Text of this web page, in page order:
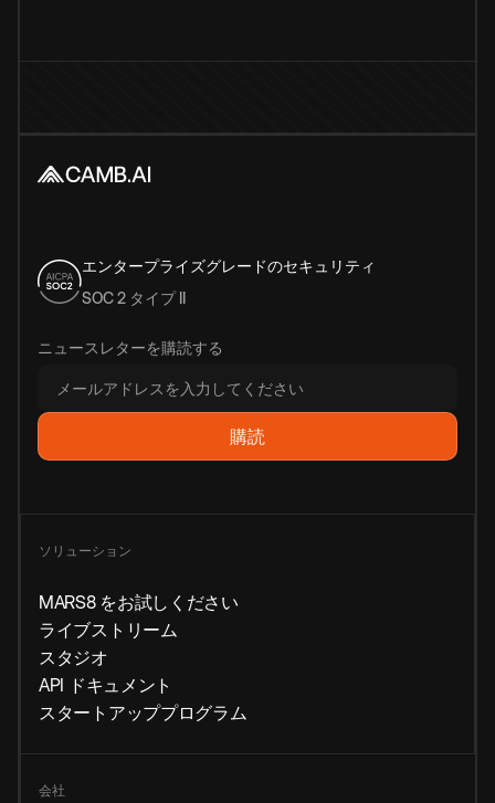
エンタープライズグレードのセキュリティ
SOC 2 タイプ II
ニュースレターを購読する
ソリューション
MARS8 をお試しください
ライブストリーム
スタジオ
API ドキュメント
スタートアッププログラム
会社